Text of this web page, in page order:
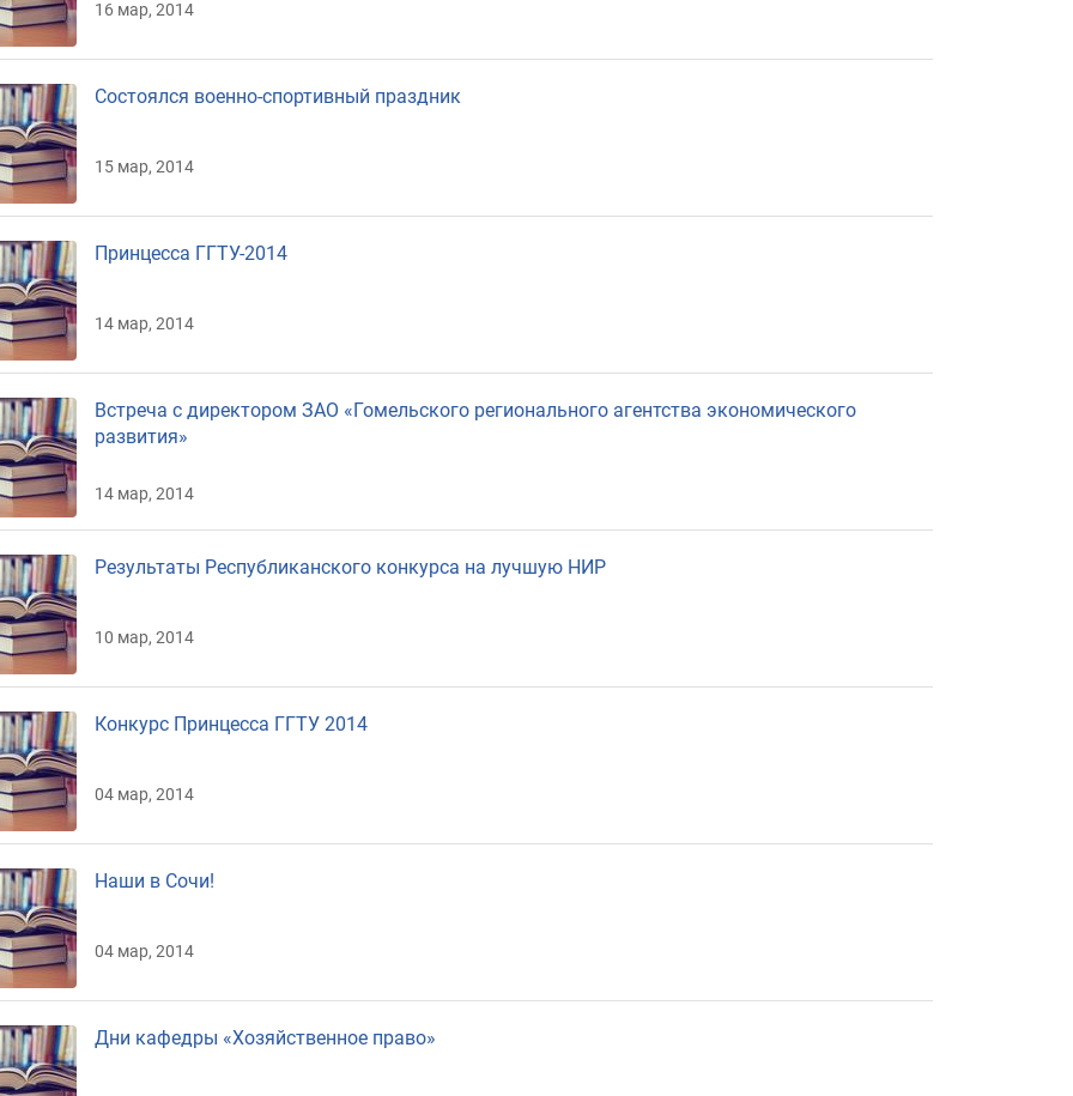
Базовые предприятия
Абитуриентам
Качественная
подготовка и
неограниченные
возможности
трудоустройства
16 мар, 2014
Состоялся военно-спортивный праздник
15 мар, 2014
Принцесса ГГТУ-2014
14 мар, 2014
Встреча с директором ЗАО «Гомельского регионального агентства экономического
развития»
14 мар, 2014
Результаты Республиканского конкурса на лучшую НИР
10 мар, 2014
Конкурс Принцесса ГГТУ 2014
04 мар, 2014
Наши в Сочи!
04 мар, 2014
Дни кафедры «Хозяйственное право»